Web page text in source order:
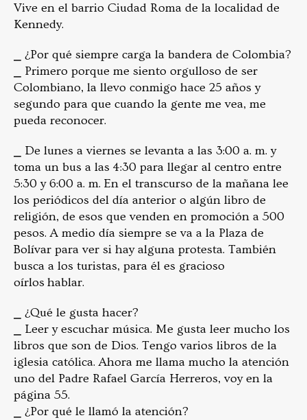
Vive en el barrio Ciudad Roma de la localidad de
Kennedy.
⎯ ¿Por qué siempre carga la bandera de Colombia?
⎯ Primero porque me siento orgulloso de ser
Colombiano, la llevo conmigo hace 25 años y
segundo para que cuando la gente me vea, me
pueda reconocer.
⎯ De lunes a viernes se levanta a las 3:00 a. m. y
toma un bus a las 4:30 para llegar al centro entre
5:30 y 6:00 a. m. En el transcurso de la mañana lee
los periódicos del día anterior o algún libro de
religión, de esos que venden en promoción a 500
pesos. A medio día siempre se va a la Plaza de
Bolívar para ver si hay alguna protesta. También
busca a los turistas, para él es gracioso
oírlos hablar.
⎯ ¿Qué le gusta hacer?
⎯ Leer y escuchar música. Me gusta leer mucho los
libros que son de Dios. Tengo varios libros de la
iglesia católica. Ahora me llama mucho la atención
uno del Padre Rafael García Herreros, voy en la
página 55.
⎯ ¿Por qué le llamó la atención?